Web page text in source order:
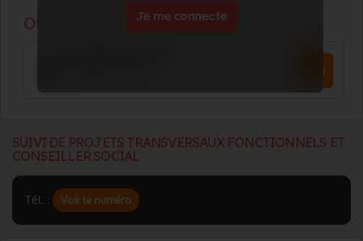
Je me connecte
SUIVI DE PROJETS TRANSVERSAUX FONCTIONNELS ET
CONSEILLER SOCIAL
Tél. : Voir le numéro